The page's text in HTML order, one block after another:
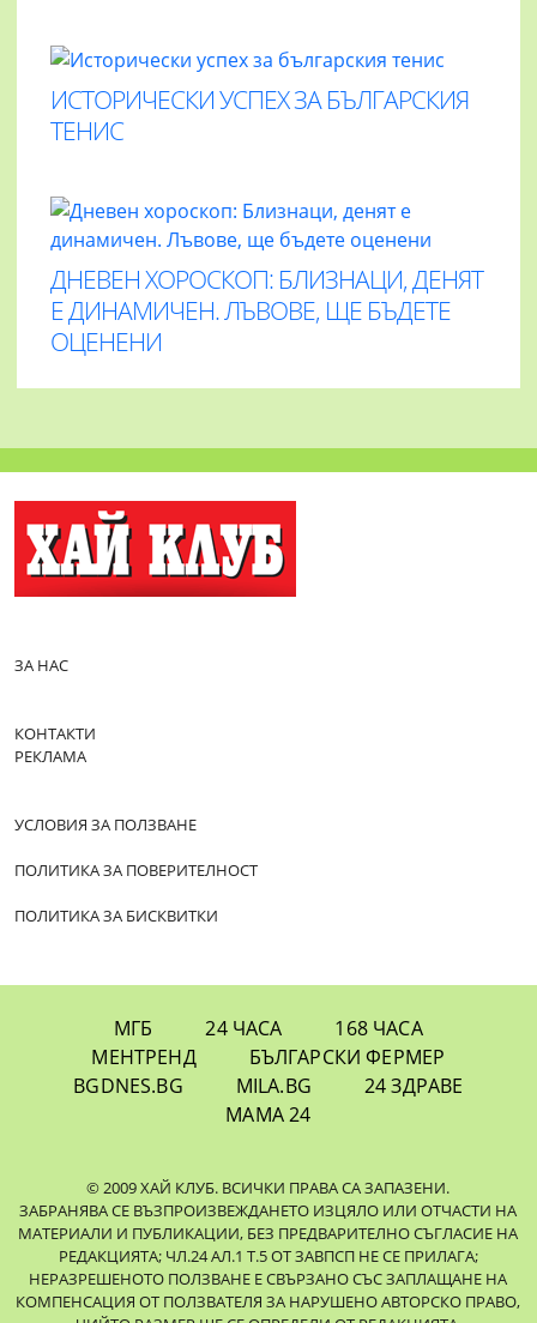
ИСТОРИЧЕСКИ УСПЕХ ЗА БЪЛГАРСКИЯ
ТЕНИС
ДНЕВЕН ХОРОСКОП: БЛИЗНАЦИ, ДЕНЯТ
Е ДИНАМИЧЕН. ЛЪВОВЕ, ЩЕ БЪДЕТЕ
ОЦЕНЕНИ
ЗА НАС
КОНТАКТИ
РЕКЛАМА
УСЛОВИЯ ЗА ПОЛЗВАНЕ
ПОЛИТИКА ЗА ПОВЕРИТЕЛНОСТ
ПОЛИТИКА ЗА БИСКВИТКИ
МГБ 24 ЧАСА
168 ЧАСА
МЕНТРЕНД
БЪЛГАРСКИ ФЕРМЕР
BGDNES.BG
MILA.BG
24 ЗДРАВЕ
МАМА 24
© 2009 ХАЙ КЛУБ. ВСИЧКИ ПРАВА СА ЗАПАЗЕНИ.
ЗАБРАНЯВА СЕ ВЪЗПРОИЗВЕЖДАНЕТО ИЗЦЯЛО ИЛИ ОТЧАСТИ НА
МАТЕРИАЛИ И ПУБЛИКАЦИИ, БЕЗ ПРЕДВАРИТЕЛНО СЪГЛАСИЕ НА
РЕДАКЦИЯТА; ЧЛ.24 АЛ.1 Т.5 ОТ ЗАВПСП НЕ СЕ ПРИЛАГА;
НЕРАЗРЕШЕНОТО ПОЛЗВАНЕ Е СВЪРЗАНО СЪС ЗАПЛАЩАНЕ НА
КОМПЕНСАЦИЯ ОТ ПОЛЗВАТЕЛЯ ЗА НАРУШЕНО АВТОРСКО ПРАВО,